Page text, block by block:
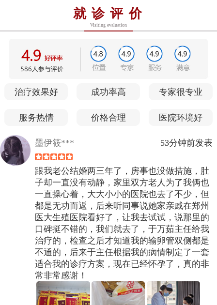
就诊评价
Visiting evaluation
治疗效果好 成功率高 专家很专业
服务热情 价格合理 医院环境好
墨伊筱*** 53分钟前发表
跟我老公结婚两三年了，房事也没做措施，肚
子却一直没有动静，家里双方老人为了我俩也
一直操心着，大大小小的医院也去了不少，但
都是无功而返，后来听同事说她家亲戚在郑州
医大生殖医院看好了，让我去试试，说那里的
口碑挺不错的，我们就去了，于万茹主任给我
治疗的，检查之后才知道我的输卵管双侧都是
不通的，后来于主任根据我的病情制定了一套
适合我的诊疗方案，现在已经怀孕了，真的非
常非常感谢！